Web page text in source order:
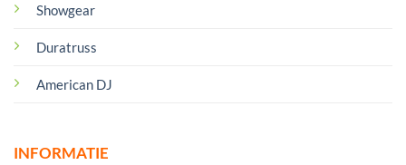
Showgear
Duratruss
American DJ
INFORMATIE